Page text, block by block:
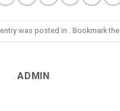
was posted in . Bookmark the
ADMIN